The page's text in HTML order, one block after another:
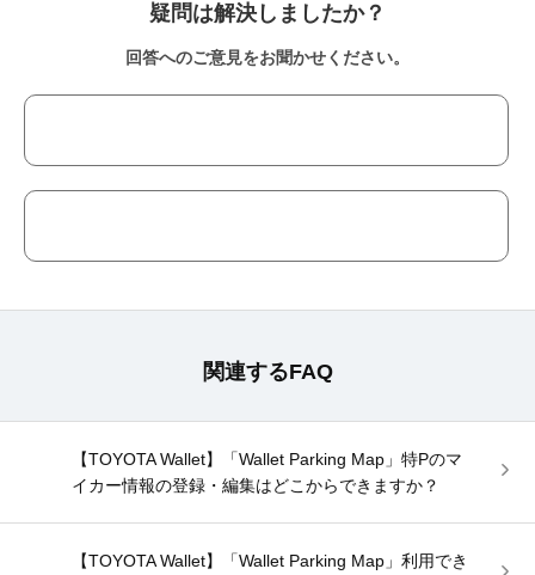
疑問は解決しましたか？
回答へのご意見をお聞かせください。
関連するFAQ
【TOYOTA Wallet】「Wallet Parking Map」特Pのマ
イカー情報の登録・編集はどこからできますか？
【TOYOTA Wallet】「Wallet Parking Map」利用でき